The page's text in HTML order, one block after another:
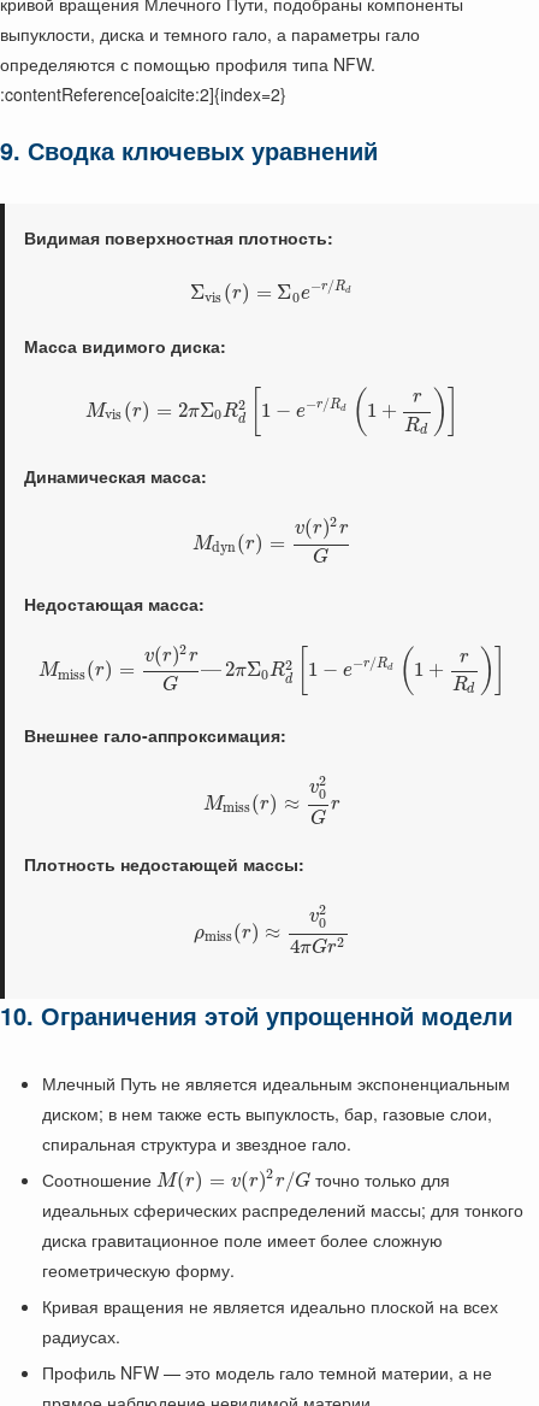
выпуклости, диска и темного гало, а параметры гало
определяются с помощью профиля типа NFW.
:contentReference[oaicite:2]{index=2}
9. Сводка ключевых уравнений
Видимая поверхностная плотность:
Σvis (r) = Σ0e−r/Rd
Масса видимого диска:
Mvis (r) = 2πΣ0R2
d 1 − e−r/Rd ( 1 +
r
Rd )
Динамическая масса:
Mdyn(r) =
v(r)2r
G
Недостающая масса:
Mmiss(r) =
v(r)2r
G
— 2πΣ0R2
d 1 − e−r/Rd ( 1 +
r
Rd )
Внешнее гало-аппроксимация:
Mmiss(r) ≈
v2
0
G
r
Плотность недостающей массы:
ρmiss(r) ≈
v2
0
4πGr2
10. Ограничения этой упрощенной модели
Млечный Путь не является идеальным экспоненциальным
диском; в нем также есть выпуклость, бар, газовые слои,
спиральная структура и звездное гало.
Соотношение M(r) = v(r)2r/G точно только для
идеальных сферических распределений массы; для тонкого
диска гравитационное поле имеет более сложную
геометрическую форму.
Кривая вращения не является идеально плоской на всех
радиусах.
Профиль NFW — это модель гало темной материи, а не